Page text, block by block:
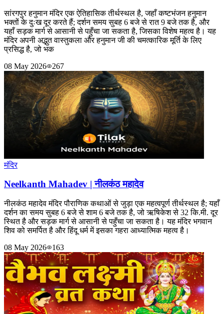
सांरगपुर हनुमान मंदिर एक ऐतिहासिक तीर्थस्थल है, जहाँ कष्टभंजन हनुमान
भक्तों के दुःख दूर करते हैं; दर्शन समय सुबह 6 बजे से रात 9 बजे तक है, और
यहाँ सड़क मार्ग से आसानी से पहुँचा जा सकता है, जिसका विशेष महत्व है। यह
मंदिर अपनी अद्भुत वास्तुकला और हनुमान जी की चमत्कारिक मूर्ति के लिए
प्रसिद्ध है, जो भक
08 May 2026
267
मंदिर
Neelkanth Mahadev | नीलकंठ महादेव
नीलकंठ महादेव मंदिर पौराणिक कथाओं से जुड़ा एक महत्वपूर्ण तीर्थस्थल है; यहाँ
दर्शन का समय सुबह 6 बजे से शाम 6 बजे तक है, जो ऋषिकेश से 32 कि.मी. दूर
स्थित है और सड़क मार्ग से आसानी से पहुँचा जा सकता है। यह मंदिर भगवान
शिव को समर्पित है और हिंदू धर्म में इसका गहरा आध्यात्मिक महत्व है।
08 May 2026
163